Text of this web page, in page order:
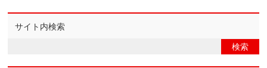
サイト内検索